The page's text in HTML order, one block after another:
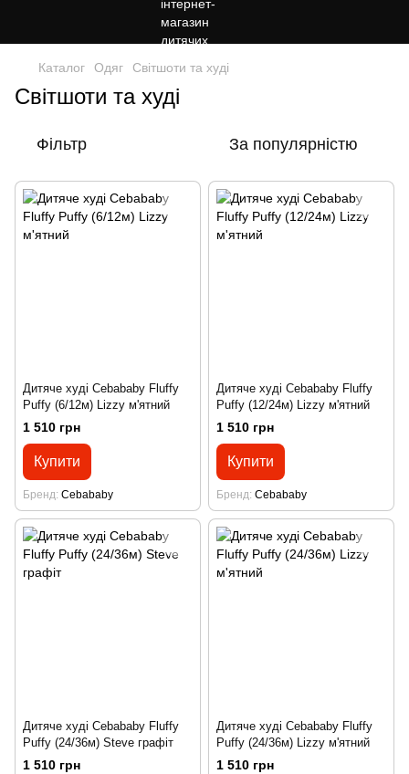
Каталог Одяг Світшоти та худі
Світшоти та худі
Фільтр За популярністю
Дитяче худі Cebababy Fluffy
Puffy (6/12м) Lizzy м'ятний
1 510 грн
Купити
Бренд Cebababy
Дитяче худі Cebababy Fluffy
Puffy (12/24м) Lizzy м'ятний
1 510 грн
Купити
Бренд Cebababy
Дитяче худі Cebababy Fluffy
Puffy (24/36м) Steve графіт
1 510 грн
Дитяче худі Cebababy Fluffy
Puffy (24/36м) Lizzy м'ятний
1 510 грн